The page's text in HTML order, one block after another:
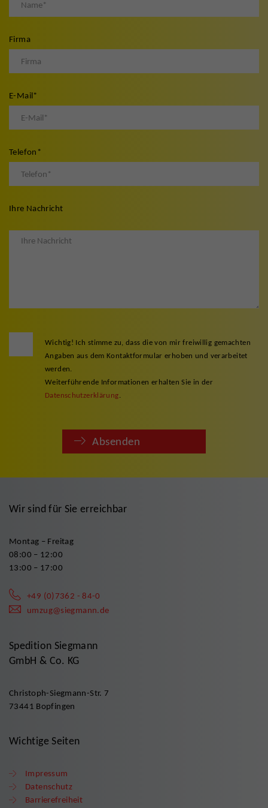
Firma
E-Mail*
Telefon *
Ihre Nachricht
Wichtig! Ich stimme zu, dass die von mir freiwillig gemachten
Angaben aus dem Kontaktformular erhoben und verarbeitet
werden.
Weiterführende Informationen erhalten Sie in der
Datenschutzerklärung.
Absenden
Wir sind für Sie erreichbar
Montag – Freitag
08:00 – 12:00
13:00 – 17:00
+49 (0)7362 - 84-0
umzug@siegmann.de
Spedition Siegmann
GmbH & Co. KG
Christoph-Siegmann-Str. 7
73441 Bopfingen
Wichtige Seiten
Impressum
Datenschutz
Barrierefreiheit